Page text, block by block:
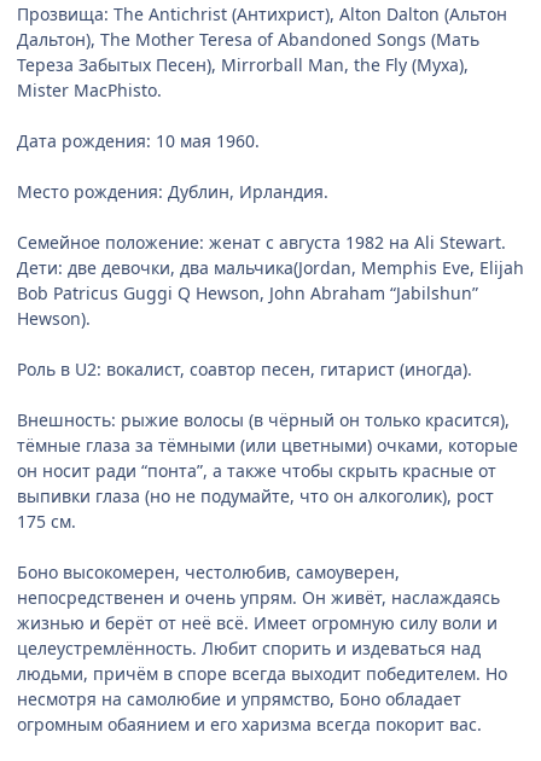
Прозвища: The Antichrist (Антихрист), Alton Dalton (Альтон
Дальтон), The Mother Teresa of Abandoned Songs (Мать
Тереза Забытых Песен), Mirrorball Man, the Fly (Муха),
Mister MacPhisto.
Дата рождения: 10 мая 1960.
Место рождения: Дублин, Ирландия.
Семейное положение: женат с августа 1982 на Ali Stewart.
Дети: две девочки, два мальчика(Jordan, Memphis Eve, Elijah
Bob Patricus Guggi Q Hewson, John Abraham “Jabilshun”
Hewson).
Роль в U2: вокалист, соавтор песен, гитарист (иногда).
Внешность: рыжие волосы (в чёрный он только красится),
тёмные глаза за тёмными (или цветными) очками, которые
он носит ради “понта”, а также чтобы скрыть красные от
выпивки глаза (но не подумайте, что он алкоголик), рост
175 см.
Боно высокомерен, честолюбив, самоуверен,
непосредственен и очень упрям. Он живёт, наслаждаясь
жизнью и берёт от неё всё. Имеет огромную силу воли и
целеустремлённость. Любит спорить и издеваться над
людьми, причём в споре всегда выходит победителем. Но
несмотря на самолюбие и упрямство, Боно обладает
огромным обаянием и его харизма всегда покорит вас.